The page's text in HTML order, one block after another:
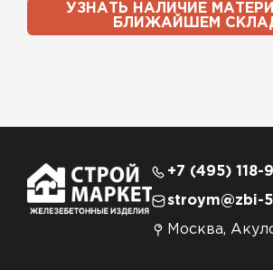
УЗНАТЬ НАЛИЧИЕ
БЛИЖАЙШЕМ
+7 (495) 118-
stroym@zbi-
Москва,